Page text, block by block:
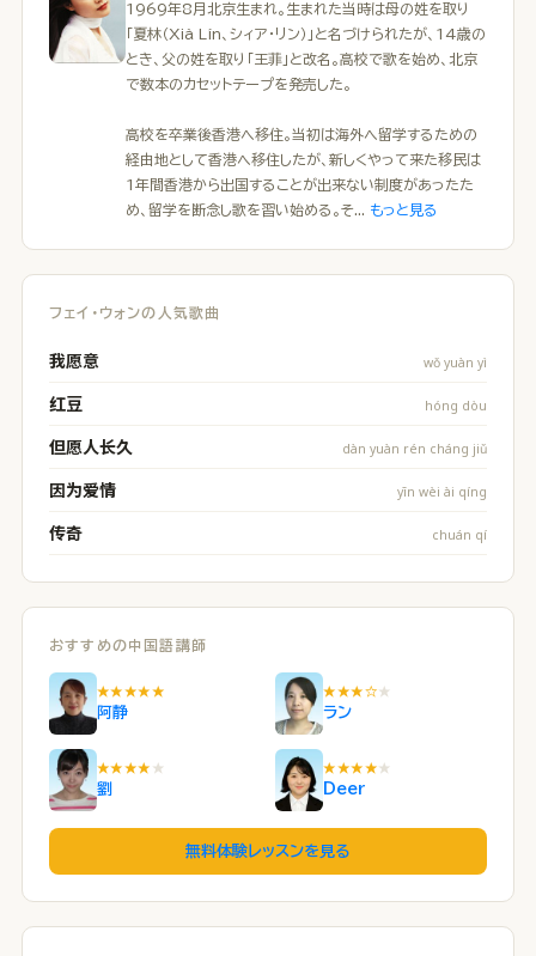
1969年8月北京生まれ。生まれた当時は母の姓を取り
「夏林（Xià Lín、シィア・リン）」と名づけられたが、14歳の
とき、父の姓を取り「王菲」と改名。高校で歌を始め、北京
で数本のカセットテープを発売した。
高校を卒業後香港へ移住。当初は海外へ留学するための
経由地として香港へ移住したが、新しくやって来た移民は
1年間香港から出国することが出来ない制度があったた
め、留学を断念し歌を習い始める。そ... もっと見る
フェイ・ウォンの人気歌曲
我愿意 wǒ yuàn yì
红豆 hóng dòu
但愿人长久 dàn yuàn rén cháng jiǔ
因为爱情 yīn wèi ài qíng
传奇 chuán qí
おすすめの中国語講師
★★★★★
阿静
★★★☆ ★
ラン
★★★★ ★
劉
★★★★ ★
Deer
無料体験レッスンを見る